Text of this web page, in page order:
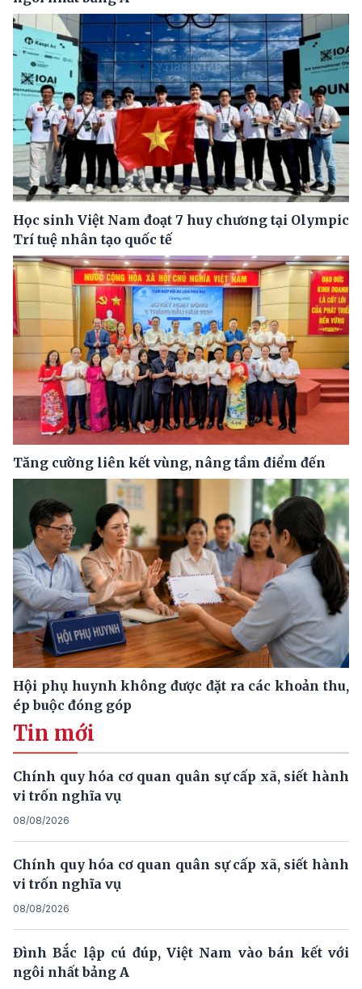
Học sinh Việt Nam đoạt 7 huy chương tại Olympic
Trí tuệ nhân tạo quốc tế
Tăng cường liên kết vùng, nâng tầm điểm đến
Hội phụ huynh không được đặt ra các khoản thu,
ép buộc đóng góp
Tin mới
Chính quy hóa cơ quan quân sự cấp xã, siết hành
vi trốn nghĩa vụ
08/08/2026
Chính quy hóa cơ quan quân sự cấp xã, siết hành
vi trốn nghĩa vụ
08/08/2026
Đình Bắc lập cú đúp, Việt Nam vào bán kết với
ngôi nhất bảng A